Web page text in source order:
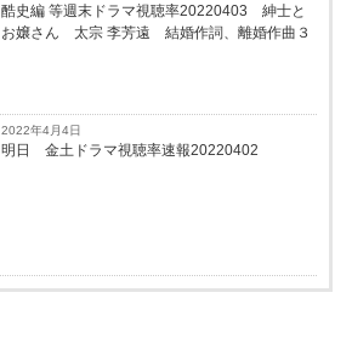
酷史編 等週末ドラマ視聴率20220403 紳士と
お嬢さん 太宗 李芳遠 結婚作詞、離婚作曲３
2022年4月4日
明日 金土ドラマ視聴率速報20220402